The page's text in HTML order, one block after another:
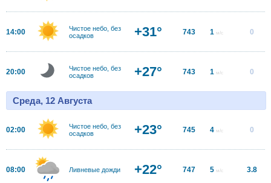
14:00
Чистое небо, без
осадков
+31° 743 1 м/с 0
20:00
Чистое небо, без
осадков
+27° 743 1 м/с 0
Среда, 12 Августа
02:00
Чистое небо, без
осадков
+23° 745 4 м/с 0
08:00 Ливневые дожди +22° 747 5 м/с 3.8